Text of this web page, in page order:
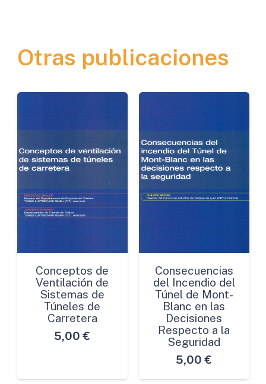
Otras publicaciones
Conceptos de
Ventilación de
Sistemas de
Túneles de
Carretera
5,00 €
Consecuencias
del Incendio del
Túnel de Mont-
Blanc en las
Decisiones
Respecto a la
Seguridad
5,00 €